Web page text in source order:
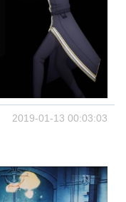
2019-01-13 00:03:03